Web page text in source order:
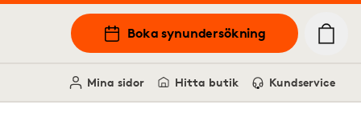
Boka synundersökning
Mina sidor Hitta butik Kundservice